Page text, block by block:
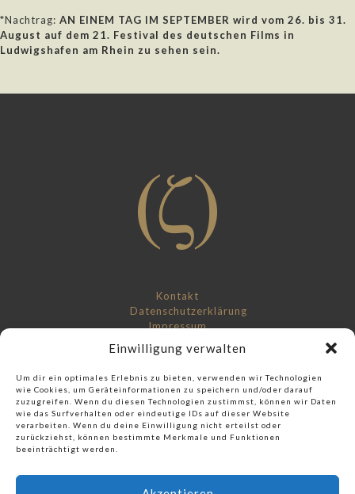
Einwilligung verwalten
Um dir ein optimales Erlebnis zu bieten, verwenden wir Technologien
wie Cookies, um Geräteinformationen zu speichern und/oder darauf
zuzugreifen. Wenn du diesen Technologien zustimmst, können wir Daten
wie das Surfverhalten oder eindeutige IDs auf dieser Website
verarbeiten. Wenn du deine Einwilligung nicht erteilst oder
zurückziehst, können bestimmte Merkmale und Funktionen
beeinträchtigt werden.
*Nachtrag: AN EINEM TAG IM SEPTEMBER wird vom 26. bis 31.
August auf dem 21. Festival des deutschen Films in
Ludwigshafen am Rhein zu sehen sein.
Kontakt
Datenschutzerklärung
Impressum
Check out our music label:
Score And More Music